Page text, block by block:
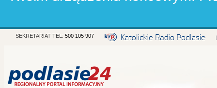
SEKRETARIAT TEL: 500 105 907